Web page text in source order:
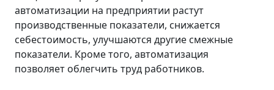
автоматизации на предприятии растут
производственные показатели, снижается
себестоимость, улучшаются другие смежные
показатели. Кроме того, автоматизация
позволяет облегчить труд работников.